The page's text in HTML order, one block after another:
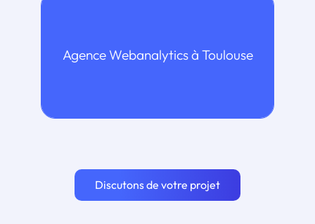
Agence Webanalytics à Toulouse
Webanalytics
Discutons de votre projet